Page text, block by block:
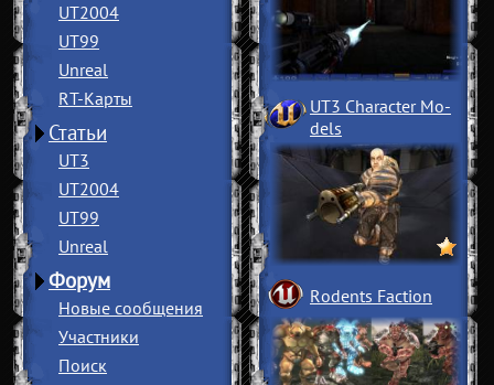
UT2004
UT99
Unreal
RT-Карты
Статьи
UT3
UT2004
UT99
Unreal
Форум
Новые сообщения
Участники
Поиск
UT3 Character Mo­
dels
Rodents Faction